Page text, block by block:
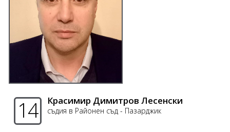
14 Красимир Димитров Лесенски
съдия в Районен съд - Пазарджик